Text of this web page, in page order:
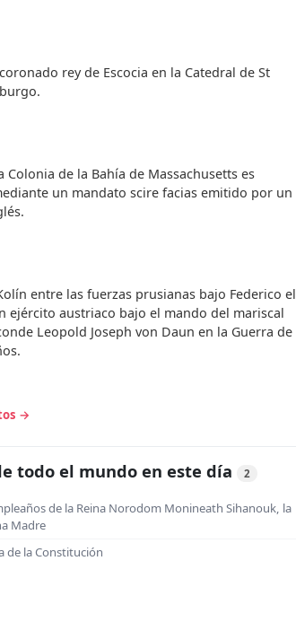
rey de Escocia en la Catedral de St
Colonia de la Bahía de Massachusetts es
un mandato scire facias emitido por un
entre las fuerzas prusianas bajo Federico el
ejército austriaco bajo el mando del mariscal
Leopold Joseph von Daun en la Guerra de
→
todo el mundo en este día 2
de la Reina Norodom Monineath Sihanouk, la
Madre
de la Constitución